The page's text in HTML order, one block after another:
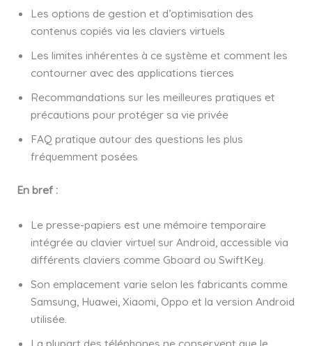
Les options de gestion et d’optimisation des
contenus copiés via les claviers virtuels
Les limites inhérentes à ce système et comment les
contourner avec des applications tierces
Recommandations sur les meilleures pratiques et
précautions pour protéger sa vie privée
FAQ pratique autour des questions les plus
fréquemment posées
En bref :
Le presse-papiers est une mémoire temporaire
intégrée au clavier virtuel sur Android, accessible via
différents claviers comme Gboard ou SwiftKey.
Son emplacement varie selon les fabricants comme
Samsung, Huawei, Xiaomi, Oppo et la version Android
utilisée.
La plupart des téléphones ne conservent que le